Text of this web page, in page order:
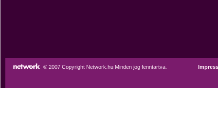
© 2007 Copyright Network.hu Minden jog fenntartva.